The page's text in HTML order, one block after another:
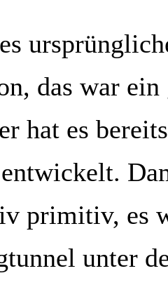
das war ein
hat es
primitiv, es
unter